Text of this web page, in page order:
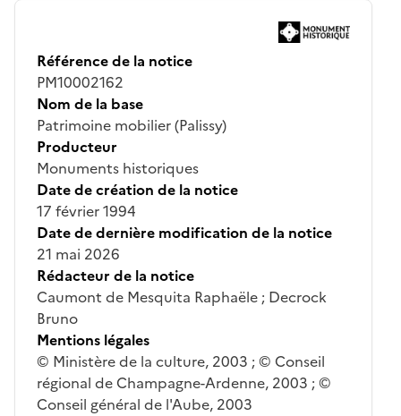
Référence de la notice
PM10002162
Nom de la base
Patrimoine mobilier (Palissy)
Producteur
Monuments historiques
Date de création de la notice
17 février 1994
Date de dernière modification de la notice
21 mai 2026
Rédacteur de la notice
Caumont de Mesquita Raphaële ; Decrock
Bruno
Mentions légales
© Ministère de la culture, 2003 ; © Conseil
régional de Champagne-Ardenne, 2003 ; ©
Conseil général de l'Aube, 2003